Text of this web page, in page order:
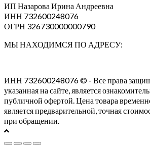
ИП Назарова Ирина Андреевна⁠
ИНН 732600248076
ОГРН 326730000000790
МЫ НАХОДИМСЯ ПО АДРЕСУ:
ИНН 732600248076 © - Все права
указанная на сайте, является
публичной офертой. Цена товара
является предварительной, точная
при обращении.